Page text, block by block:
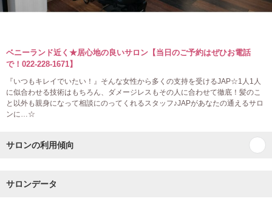
ベニーランド近く★居心地の良いサロン【当日のご予約はぜひお電話
で！022-228-1671】
『いつもキレイでいたい！』そんな女性から多くの支持を受けるJAP☆1人1人
に似合わせる技術はもちろん、ダメージレスもその人に合わせて徹底！髪のこ
と以外も親身になって相談にのってくれるスタッフ♪JAPがあなたの通えるサロ
ンに…☆
サロンの利用傾向
サロンデータ